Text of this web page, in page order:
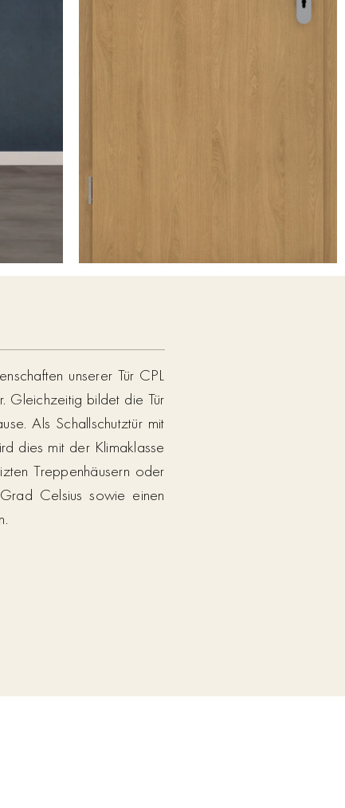
unserer Tür CPL
Gleichzeitig bildet die Tür
Als Schallschutztür mit
dies mit der Klimaklasse
Treppenhäusern oder
Celsius sowie einen